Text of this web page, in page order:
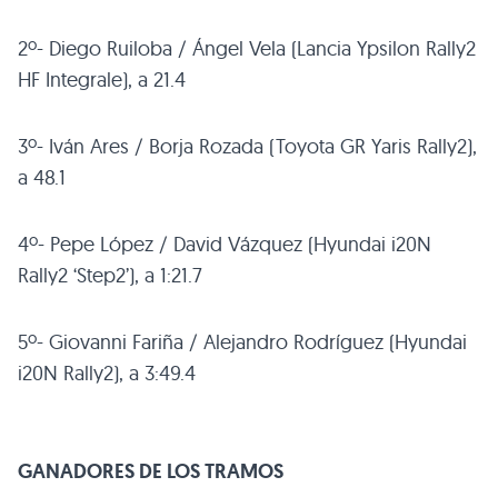
2º- Diego Ruiloba / Ángel Vela (Lancia Ypsilon Rally2
HF Integrale), a 21.4
3º- Iván Ares / Borja Rozada (Toyota GR Yaris Rally2),
a 48.1
4º- Pepe López / David Vázquez (Hyundai i20N
Rally2 ‘Step2’), a 1:21.7
5º- Giovanni Fariña / Alejandro Rodríguez (Hyundai
i20N Rally2), a 3:49.4
GANADORES DE LOS TRAMOS